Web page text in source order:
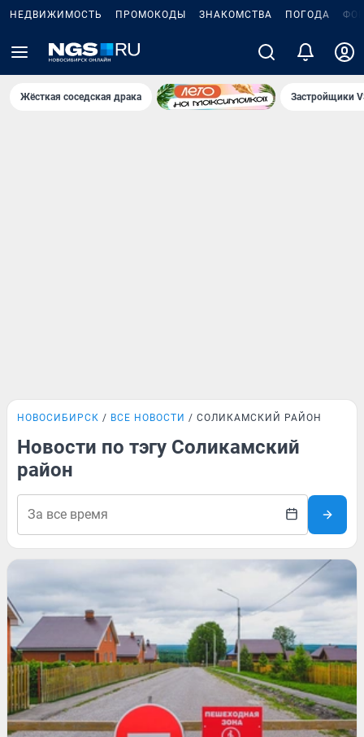
НЕДВИЖИМОСТЬ ПРОМОКОДЫ ЗНАКОМСТВА ПОГОДА
Жёсткая соседская драка Застройщики
НОВОСИБИРСК ВСЕ НОВОСТИ СОЛИКАМСКИЙ РАЙОН
Новости по тэгу Соликамский
район